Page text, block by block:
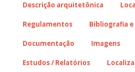
Descrição arquitetônica
Regulamentos Bibliografia
Documentação Imagens
Estudos / Relatórios